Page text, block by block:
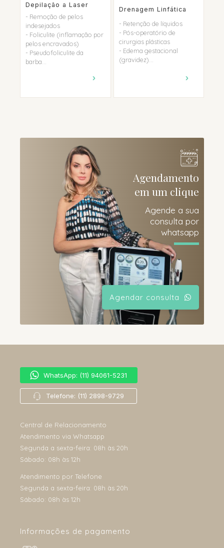
Depilação a Laser
- Remoção de pelos
indesejados
- Foliculite (inflamação por
pelos encravados)
- Pseudofoliculite da
barba...
›
Drenagem Linfática
- Retenção de líquidos
- Pós-operatório de
cirurgias plásticas
- Edema gestacional
(gravidez)...
›
Agendamento
em um clique
Agende a sua
consulta por
whatsapp
Agendar consulta
WhatsApp: (11) 94061-5231
Telefone: (11) 2898-9729
Central de Relacionamento
Atendimento via Whatsapp
Segunda a sexta-feira: 08h às 20h
Sábado: 08h às 12h
Atendimento por Telefone
Segunda a sexta-feira: 08h às 20h
Sábado: 08h às 12h
Informações de pagamento